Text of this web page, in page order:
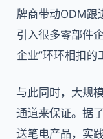
牌商带动ODM跟
引入很多零部件
企业”环环相扣的
与此同时，大规
通道来保证。据
送笔电产品，实